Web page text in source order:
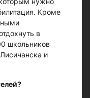
Кроме
в
школьников
и